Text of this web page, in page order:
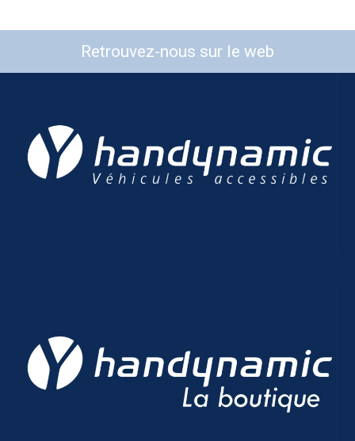
Retrouvez-nous sur le web